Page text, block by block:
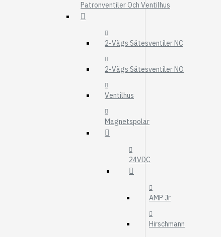
FILTER
BRÄNSLEFILTER
HYDRAULFILTER
Patronventiler Och Ventilhus
2-Vägs Sätesventiler NC
2-Vägs Sätesventiler NO
Ventilhus
Magnetspolar
24VDC
AMP Jr
Hirschmann